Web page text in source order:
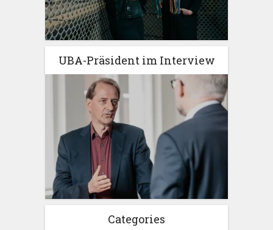
UBA-Präsident im Interview
Categories